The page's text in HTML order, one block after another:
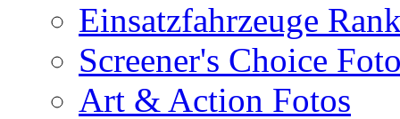
Einsatzfahrzeuge
Screener's Choice
Art & Action Fotos